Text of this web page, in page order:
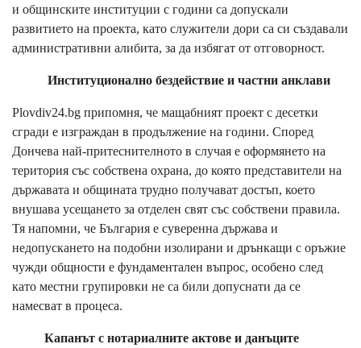
и общинските институции с години са допускали
развитието на проекта, като служители дори са си създавали
административни алибита, за да избягат от отговорност.
Институционално бездействие и частни анклави
Plovdiv24.bg припомня, че мащабният проект с десетки
сгради е изграждан в продължение на години. Според
Дончева най-притеснителното в случая е оформянето на
територия със собствена охрана, до която представители на
държавата и общината трудно получават достъп, което
внушава усещането за отделен свят със собствени правила.
Тя напомни, че България е суверенна държава и
недопускането на подобни изолирани и дрънкащи с оръжие
чужди общности е фундаментален въпрос, особено след
като местни групировки не са били допуснати да се
намесват в процеса.
Капанът с нотариалните актове и данъците